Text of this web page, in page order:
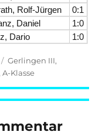
Rolf-Jürgen
0:1
Daniel
1:0
Dario 1:0
Kategorien
Gerlingen III,
A-Klasse